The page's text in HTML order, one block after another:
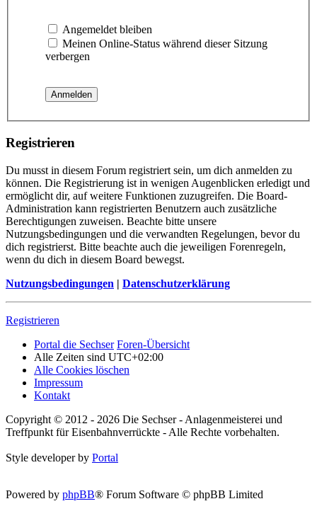
Angemeldet bleiben
Meinen Online-Status während dieser Sitzung
verbergen
Registrieren
Du musst in diesem Forum registriert sein, um dich anmelden zu
können. Die Registrierung ist in wenigen Augenblicken erledigt und
ermöglicht dir, auf weitere Funktionen zuzugreifen. Die Board-
Administration kann registrierten Benutzern auch zusätzliche
Berechtigungen zuweisen. Beachte bitte unsere
Nutzungsbedingungen und die verwandten Regelungen, bevor du
dich registrierst. Bitte beachte auch die jeweiligen Forenregeln,
wenn du dich in diesem Board bewegst.
Nutzungsbedingungen | Datenschutzerklärung
Registrieren
Portal die Sechser Foren-Übersicht
Alle Zeiten sind UTC+02:00
Alle Cookies löschen
Impressum
Kontakt
Copyright © 2012 - 2026 Die Sechser - Anlagenmeisterei und
Treffpunkt für Eisenbahnverrückte - Alle Rechte vorbehalten.
Style developer by Portal
Powered by phpBB® Forum Software © phpBB Limited